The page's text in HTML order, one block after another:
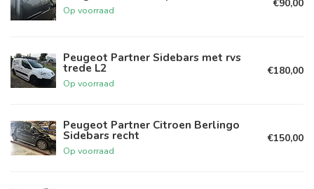
Op voorraad
€90,00
Peugeot Partner Sidebars met rvs
trede L2
Op voorraad
€180,00
Peugeot Partner Citroen Berlingo
Sidebars recht
Op voorraad
€150,00